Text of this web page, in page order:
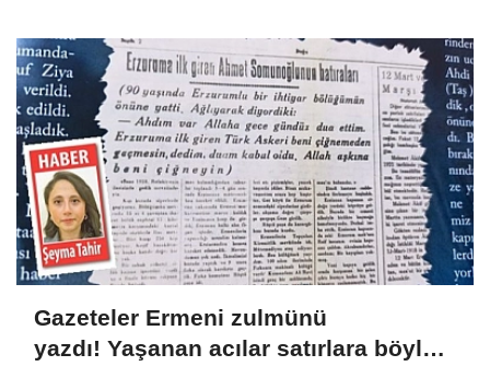
Gazeteler Ermeni zulmünü
yazdı! Yaşanan acılar satırlara böyle